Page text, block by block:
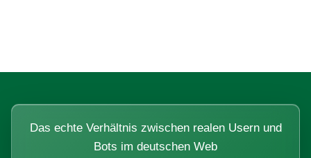
Das echte Verhältnis zwischen realen Usern und
Bots im deutschen Web